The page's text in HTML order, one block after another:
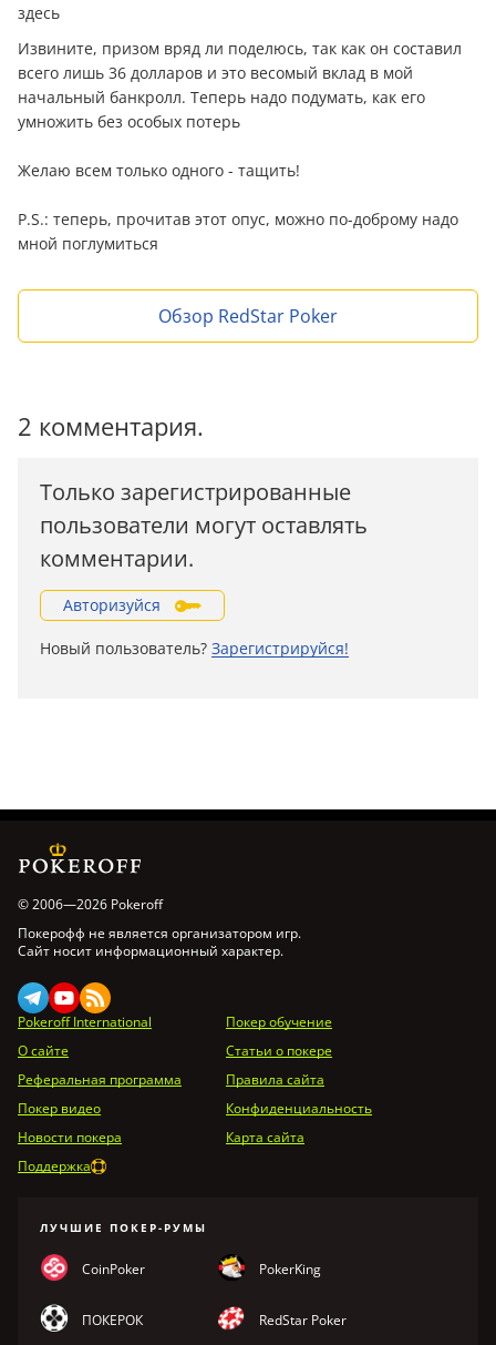
здесь
Извините, призом вряд ли поделюсь, так как он составил
всего лишь 36 долларов и это весомый вклад в мой
начальный банкролл. Теперь надо подумать, как его
умножить без особых потерь
Желаю всем только одного - тащить!
P.S.: теперь, прочитав этот опус, можно по-доброму надо
мной поглумиться
Обзор RedStar Poker
2 комментария.
Только зарегистрированные
пользователи могут оставлять
комментарии.
Авторизуйся
Новый пользователь? Зарегистрируйся!
© 2006—2026 Pokeroff
Покерофф не является организатором игр.
Сайт носит информационный характер.
Pokeroff International
Покер обучение
О сайте
Статьи о покере
Реферальная программа
Правила сайта
Покер видео
Конфиденциальность
Новости покера
Карта сайта
Поддержка
ЛУЧШИЕ ПОКЕР-РУМЫ
CoinPoker PokerKing
ПОКЕРОК RedStar Poker